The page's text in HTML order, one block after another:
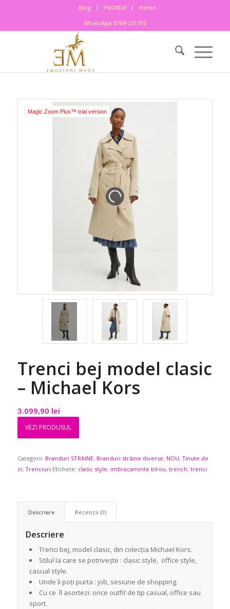
Blog PROMO!
Home
WhatsApp 0769-231310
Magic Zoom Plus™ trial version
Trenci bej model clasic
– Michael Kors
3.099,90 lei
VEZI PRODUSUL
Categorii: Branduri STRAINE, Branduri străine diverse, NOU, Ținute de
zi, Trenciuri Etichete: clasic style, imbracaminte birou, trench, trenci
Descriere Recenzii (0)
Descriere
Trenci bej, model clasic, din colecția Michael Kors.
Stilul la care se potrivește : clasic style, office style,
casual style.
Unde îi poți purta : job, sesiune de shopping.
Cu ce îl asortezi: orice outfit de tip casual, office sau
sport.